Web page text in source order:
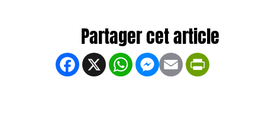
Facebook
X WhatsApp
Messenger
Email